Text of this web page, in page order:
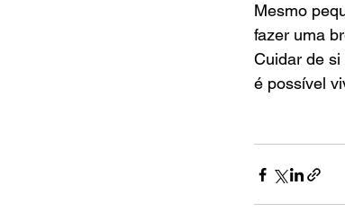
Mesmo
fazer uma
Cuidar de
é possível